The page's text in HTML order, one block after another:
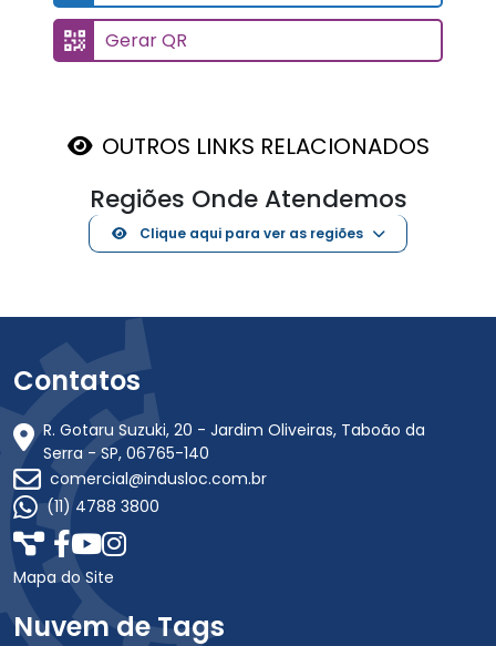
Gerar QR
OUTROS LINKS RELACIONADOS
Regiões Onde Atendemos
Clique aqui para ver as regiões
Contatos
R. Gotaru Suzuki, 20 - Jardim Oliveiras, Taboão da
Serra - SP, 06765-140
comercial@indusloc.com.br
(11) 4788 3800
Mapa do Site
Nuvem de Tags